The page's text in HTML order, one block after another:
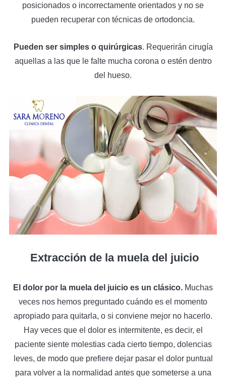
posicionados o incorrectamente orientados y no se
pueden recuperar con técnicas de ortodoncia.
Pueden ser simples o quirúrgicas. Requerirán cirugía
aquellas a las que le falte mucha corona o estén dentro
del hueso.
Extracción de la muela del juicio
El dolor por la muela del juicio es un clásico. Muchas
veces nos hemos preguntado cuándo es el momento
apropiado para quitarla, o si conviene mejor no hacerlo.
Hay veces que el dolor es intermitente, es decir, el
paciente siente molestias cada cierto tiempo, dolencias
leves, de modo que prefiere dejar pasar el dolor puntual
para volver a la normalidad antes que someterse a una